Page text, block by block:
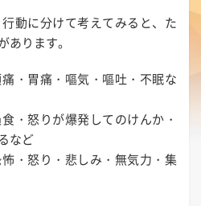
動に分けて考えてみると、た
あります。
痛・胃痛・嘔気・嘔吐・不眠な
食・怒りが爆発してのけんか・
など
怖・怒り・悲しみ・無気力・集